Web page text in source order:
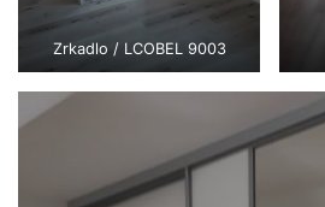
Zrkadlo / LCOBEL 9003